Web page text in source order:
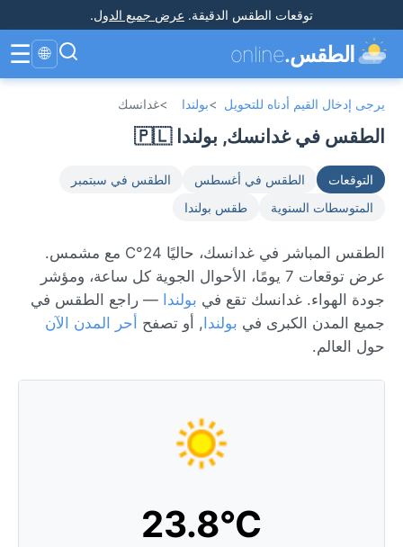
توقعات الطقس الدقيقة. عرض جميع الدول.
الطقس.online
🌐
☰
يرجى إدخال القيم أدناه للتحويل >بولندا >غدانسك
الطقس في غدانسك, بولندا 🇵🇱
التوقعات الطقس في أغسطس
الطقس في سبتمبر
المتوسطات السنوية
طقس بولندا
الطقس المباشر في غدانسك، حاليًا 24°C مع مشمس.
عرض توقعات 7 يومًا، الأحوال الجوية كل ساعة، ومؤشر
جودة الهواء. غدانسك تقع في بولندا — راجع الطقس في
جميع المدن الكبرى في بولندا , أو تصفح أحر المدن الآن
حول العالم.
23.8°C